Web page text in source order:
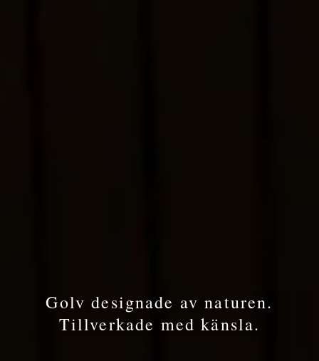
Golv designade av naturen.
Tillverkade med känsla.